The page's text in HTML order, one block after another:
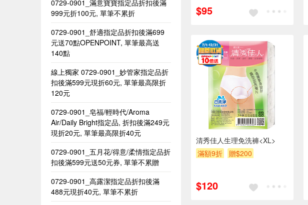
0729-0901_滿意寶寶指定品折扣後滿
999元折100元, 單筆不累折
0729-0901_舒適指定品折扣後滿699
元送70點OPENPOINT, 單筆最高送
140點
線上獨家 0729-0901_妙管家指定品折
扣後滿599元現折60元, 單筆最高限折
120元
0729-0901_皂福/輕時代/Aroma
Air/Daily Bright指定品, 折扣後滿249元
現折20元, 單筆最高限折40元
0729-0901_五月花/得意/柔情指定品折
扣後滿599元送50元券, 單筆不累贈​
0729-0901_高露潔指定品折扣後滿
488元現折40元, 單筆不累折
$95
清秀佳人生理免洗褲<XL>
滿額9折
贈$200
$120